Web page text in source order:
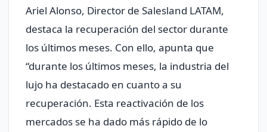
Ariel Alonso, Director de Salesland LATAM,
destaca la recuperación del sector durante
los últimos meses. Con ello, apunta que
“durante los últimos meses, la industria del
lujo ha destacado en cuanto a su
recuperación. Esta reactivación de los
mercados se ha dado más rápido de lo